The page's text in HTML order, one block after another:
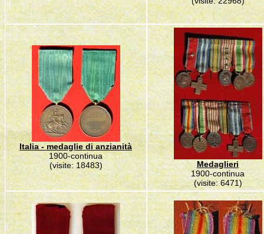
Italia - medaglie di anzianità
1900-continua
(visite: 18483)
Medaglieri
1900-continua
(visite: 6471)